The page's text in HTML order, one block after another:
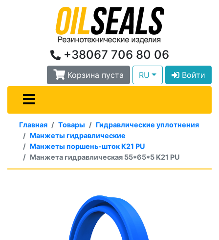
+38067 706 80 06
Корзина пуста RU Войти
Главная Товары
Гидравлические уплотнения
Манжеты гидравлические
Манжеты поршень-шток K21 PU
Манжета гидравлическая 55*65*5 K21 PU